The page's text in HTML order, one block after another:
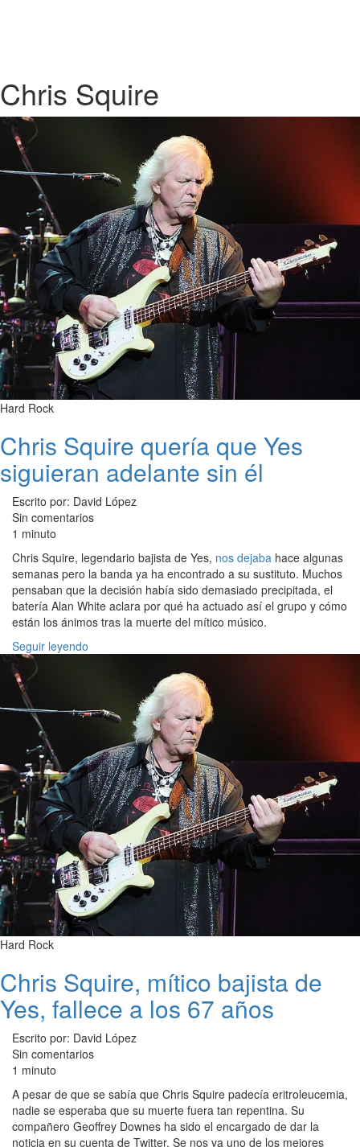
Chris Squire
Hard Rock
Chris Squire quería que Yes
siguieran adelante sin él
Escrito por: David López
Sin comentarios
1 minuto
Chris Squire, legendario bajista de Yes, nos dejaba hace algunas
semanas pero la banda ya ha encontrado a su sustituto. Muchos
pensaban que la decisión había sido demasiado precipitada, el
batería Alan White aclara por qué ha actuado así el grupo y cómo
están los ánimos tras la muerte del mítico músico.
Seguir leyendo
Hard Rock
Chris Squire, mítico bajista de
Yes, fallece a los 67 años
Escrito por: David López
Sin comentarios
1 minuto
A pesar de que se sabía que Chris Squire padecía eritroleucemia,
nadie se esperaba que su muerte fuera tan repentina. Su
compañero Geoffrey Downes ha sido el encargado de dar la
noticia en su cuenta de Twitter. Se nos va uno de los mejores